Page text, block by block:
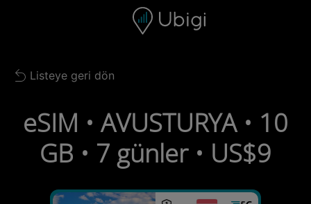
Gezinme çubuğu Alt bilgi
Back to list
Listeye geri dön
eSIM • AVUSTURYA • 10
GB • 7 günler • US$9